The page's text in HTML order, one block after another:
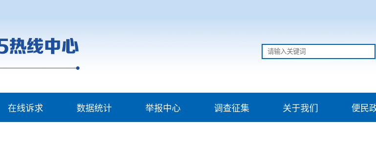
在线诉求 数据统计 举报中心 调查征集 关于我们 便民